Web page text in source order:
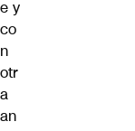
e y
co
n
otr
a
an